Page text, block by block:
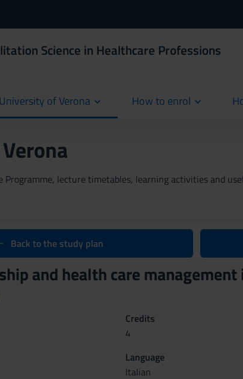
Science in Healthcare Professions
of Verona How to enrol
lecture timetables, learning activities and
Back to the study plan
and health care
Credits
4
Language
Italian